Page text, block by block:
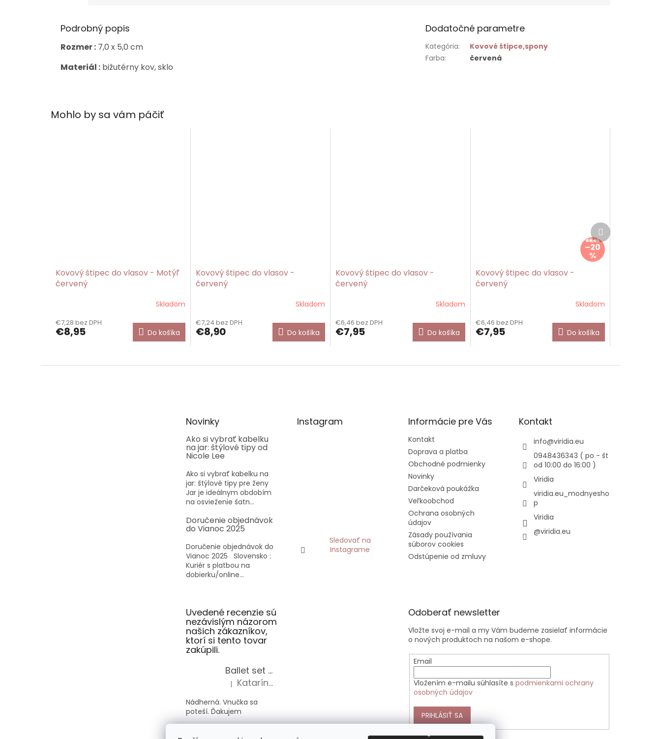
Mohlo by sa vám páčiť
Kovový štipec do vlasov - Motýľ
červený
Skladom
€7,28 bez DPH
€8,95 Do košíka
Kovový štipec do vlasov -
červený
Skladom
€7,24 bez DPH
€8,90 Do košíka
Kovový štipec do vlasov -
červený
Skladom
€6,46 bez DPH
€7,95 Do košíka
€9,95
–20
%
Kovový štipec do vlasov -
červený
Skladom
€6,46 bez DPH
€7,95 Do košíka
Ďalší
produkt
Podrobný popis
Rozmer : 7,0 x 5,0 cm
Materiál : bižutérny kov, sklo
Dodatočné parametre
Kategória:
Kovové štipce,spony
Farba: červená
Novinky
Ako si vybrať kabelku
na jar: štýlové tipy od
Nicole Lee
Ako si vybrať kabelku na
jar: štýlové tipy pre ženy
Jar je ideálnym obdobím
na osvieženie šatn...
Doručenie objednávok
do Vianoc 2025
Doručenie objednávok do
Vianoc 2025 Slovensko :
Kuriér s platbou na
dobierku/online...
Instagram
Sledovať na
Instagrame
Informácie pre Vás
Kontakt
Doprava a platba
Obchodné podmienky
Novinky
Darčeková poukážka
Veľkoobchod
Ochrana osobných
údajov
Zásady používania
súborov cookies
Odstúpenie od zmluvy
Kontakt
info@viridia.eu
0948436343 ( po - št
od 10:00 do 16:00 )
Viridia
viridia.eu_modnyesho
p
Viridia
@viridia.eu
Uvedené recenzie sú
nezávislým názorom
našich zákazníkov,
ktorí si tento tovar
zakúpili.
Ballet set školská taška, nerezová fľaša a plný peračník s motívom baletky pre dievča
Hodnotenie produktu je 5 z 5 hviezdičiek.
| Katarína Sz.
Nádherná. Vnučka sa
poteší. Ďakujem
Odoberať newsletter
Vložte svoj e-mail a my Vám budeme zasielať informácie
o nových produktoch na našom e-shope.
Email
Vložením e-mailu súhlasíte spodmienkami ochrany
osobných údajov
PRIHLÁSIŤ SA